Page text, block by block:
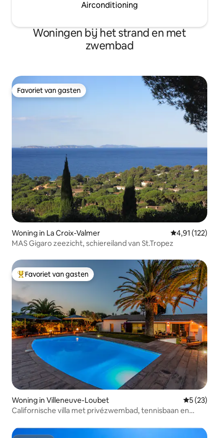
Airconditioning
Woningen bij het strand en met
zwembad
Favoriet van gasten
Favoriet van gasten
Woning in La Croix-Valmer Gemiddelde
4,91 (122)
MAS Gigaro zeezicht, schiereiland van St.Tropez
Topfavoriet van gasten
Favoriet van gasten
Woning in Villeneuve-Loubet
5 (23)
Californische villa met privézwembad, tennisbaan en